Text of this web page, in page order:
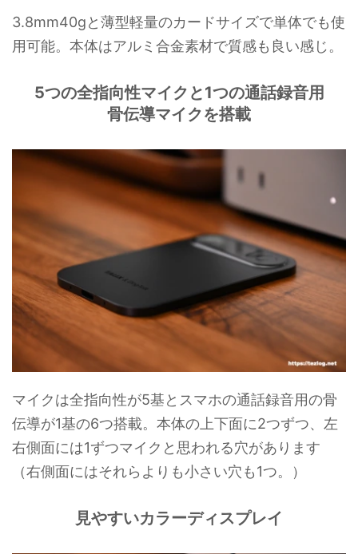
3.8mm40gと薄型軽量のカードサイズで単体でも使
用可能。本体はアルミ合金素材で質感も良い感じ。
5つの全指向性マイクと1つの通話録音用
骨伝導マイクを搭載
マイクは全指向性が5基とスマホの通話録音用の骨
伝導が1基の6つ搭載。本体の上下面に2つずつ、左
右側面には1ずつマイクと思われる穴があります
（右側面にはそれらよりも小さい穴も1つ。）
見やすいカラーディスプレイ